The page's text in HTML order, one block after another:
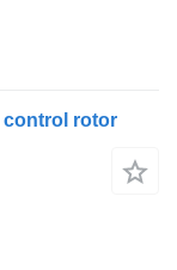
control rotor